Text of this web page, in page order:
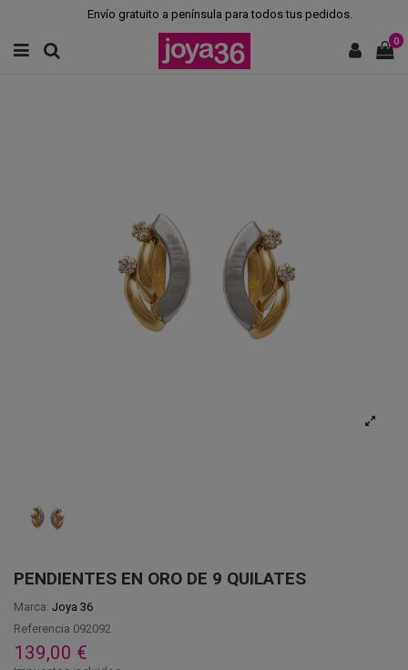
Envío gratuito a península para todos tus pedidos.
0
PENDIENTES EN ORO DE 9 QUILATES
Marca: Joya 36
Referencia 092092
139,00 €